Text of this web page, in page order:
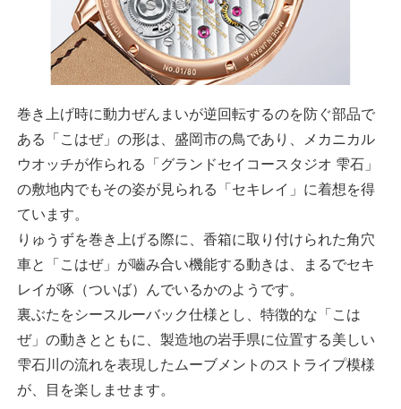
巻き上げ時に動力ぜんまいが逆回転するのを防ぐ部品で
ある「こはぜ」の形は、盛岡市の鳥であり、メカニカル
ウオッチが作られる「グランドセイコースタジオ 雫石」
の敷地内でもその姿が見られる「セキレイ」に着想を得
ています。
りゅうずを巻き上げる際に、香箱に取り付けられた角穴
車と「こはぜ」が嚙み合い機能する動きは、まるでセキ
レイが啄（ついば）んでいるかのようです。
裏ぶたをシースルーバック仕様とし、特徴的な「こは
ぜ」の動きとともに、製造地の岩手県に位置する美しい
雫石川の流れを表現したムーブメントのストライプ模様
が、目を楽しませます。